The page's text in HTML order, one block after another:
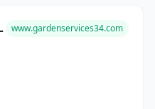
www.gardenservices34.com